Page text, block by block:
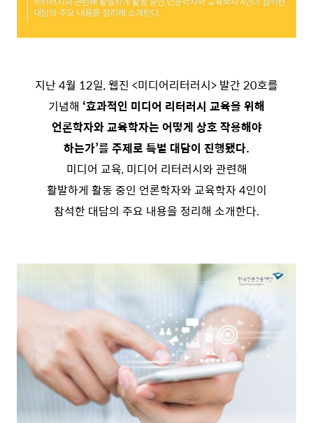
지난 4월 12일, 웹진 <미디어리터러시> 발간 20호를
기념해 ‘효과적인 미디어 리터러시 교육을 위해
언론학자와 교육학자는 어떻게 상호 작용해야
하는가’를 주제로 특별 대담이 진행됐다.
미디어 교육, 미디어 리터러시와 관련해
활발하게 활동 중인 언론학자와 교육학자 4인이
참석한 대담의 주요 내용을 정리해 소개한다.